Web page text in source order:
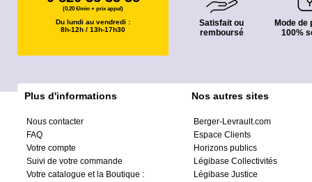
(0,20 €/min + prix appel)
Du lundi au vendredi :
8h-12h / 13h-17h30
Satisfait ou
remboursé
Mode de
100%
Plus d'informations
Nous contacter
FAQ
Votre compte
Suivi de votre commande
Votre catalogue et la Boutique :
Nos autres sites
Berger-Levrault.com
Espace Clients
Horizons publics
Légibase Collectivités
Légibase Justice